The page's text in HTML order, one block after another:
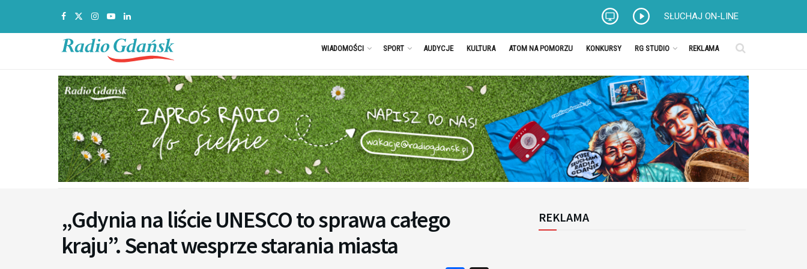
SŁUCHAJ ON-LINE
WIADOMOŚCI SPORT AUDYCJE KULTURA ATOM NA POMORZU KONKURSY RG STUDIO REKLAMA
„Gdynia na liście UNESCO to sprawa całego
kraju”. Senat wesprze starania miasta
REKLAMA